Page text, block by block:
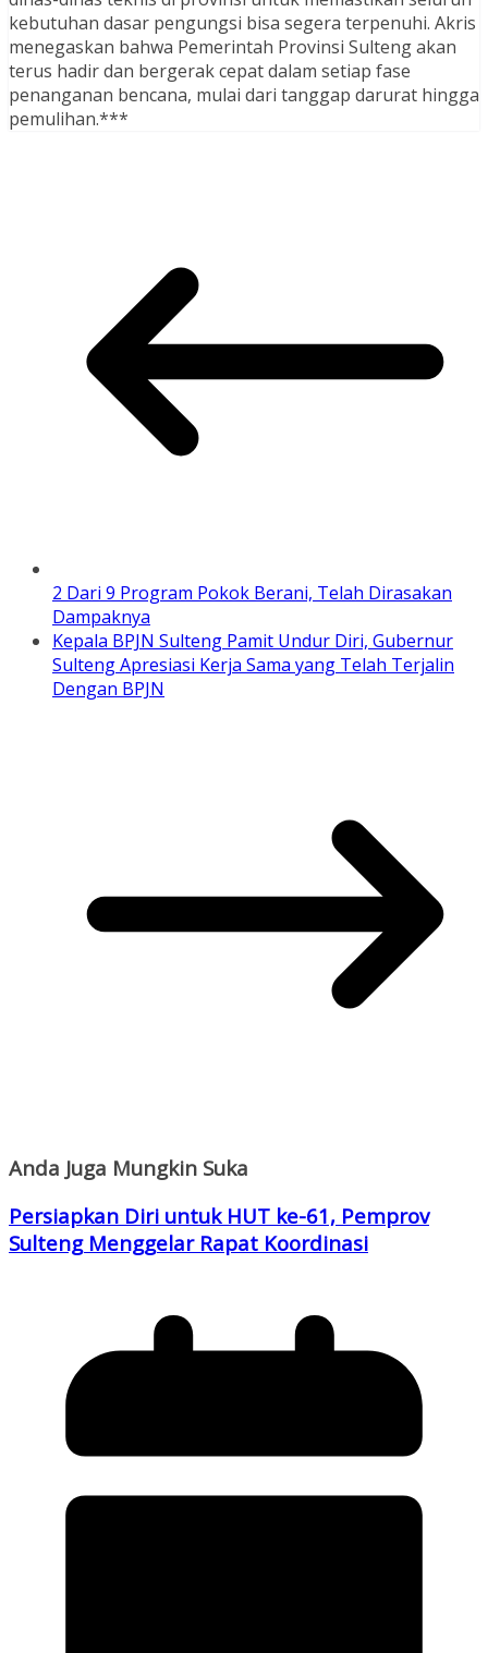
kebutuhan dasar pengungsi bisa segera terpenuhi. Akris
menegaskan bahwa Pemerintah Provinsi Sulteng akan
terus hadir dan bergerak cepat dalam setiap fase
penanganan bencana, mulai dari tanggap darurat hingga
pemulihan.***
2 Dari 9 Program Pokok Berani, Telah Dirasakan
Dampaknya
Kepala BPJN Sulteng Pamit Undur Diri, Gubernur
Sulteng Apresiasi Kerja Sama yang Telah Terjalin
Dengan BPJN
Anda Juga Mungkin Suka
Persiapkan Diri untuk HUT ke-61, Pemprov
Sulteng Menggelar Rapat Koordinasi